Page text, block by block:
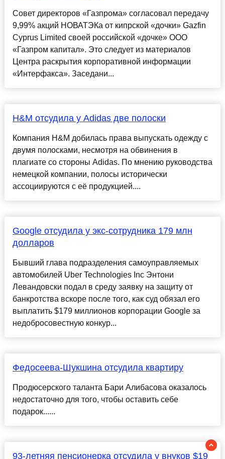
Совет директоров «Газпрома» согласовал передачу
9,99% акций НОВАТЭКа от кипрской «дочки» Gazfin
Cyprus Limited своей российской «дочке» ООО
«Газпром капитал». Это следует из материалов
Центра раскрытия корпоративной информации
«Интерфакса». Заседани...
H&M отсудила у Adidas две полоски
Компания H&M добилась права выпускать одежду с
двумя полосками, несмотря на обвинения в
плагиате со стороны Adidas. По мнению руководства
немецкой компании, полосы исторически
ассоциируются с её продукцией....
Google отсудила у экс-сотрудника 179 млн
долларов
Бывший глава подразделения самоуправляемых
автомобилей Uber Technologies Inc Энтони
Левандовски подал в среду заявку на защиту от
банкротства вскоре после того, как суд обязал его
выплатить $179 миллионов корпорации Google за
недобросовестную конкур...
Федосеева-Шукшина отсудила квартиру
Продюсерского таланта Бари Али­басова оказалось
недостаточно для того, чтобы оставить себе
подарок......
93-летняя пенсионерка отсудила у внуков $19